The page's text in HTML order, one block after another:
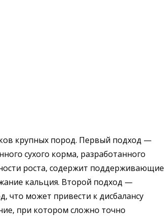
крупных пород. Первый подход —
сухого корма, разработанного
роста, содержит поддерживающие
кальция. Второй подход —
что может привести к дисбалансу
при котором сложно точно